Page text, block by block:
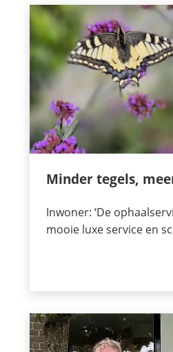
Minder tegels,
Inwoner: ‘De
mooie luxe service en